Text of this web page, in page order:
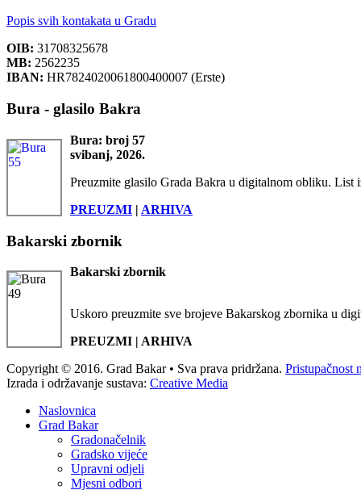
Popis svih kontakata u Gradu
OIB: 31708325678
MB: 2562235
IBAN: HR7824020061800400007 (Erste)
Bura - glasilo Bakra
Bura: broj 57
svibanj, 2026.
Preuzmite glasilo Grada Bakra u digitalnom obliku. List
PREUZMI | ARHIVA
Bakarski zbornik
Bakarski zbornik
Uskoro preuzmite sve brojeve Bakarskog zbornika u
PREUZMI | ARHIVA
Copyright © 2016. Grad Bakar • Sva prava pridržana. Pristupačnost
Izrada i održavanje sustava: Creative Media
Naslovnica
Grad Bakar
Gradonačelnik
Gradsko vijeće
Upravni odjeli
Mjesni odbori